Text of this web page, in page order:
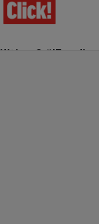
Ultima Oră!Trending